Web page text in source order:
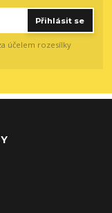
Přihlásit se
účelem rozesílky